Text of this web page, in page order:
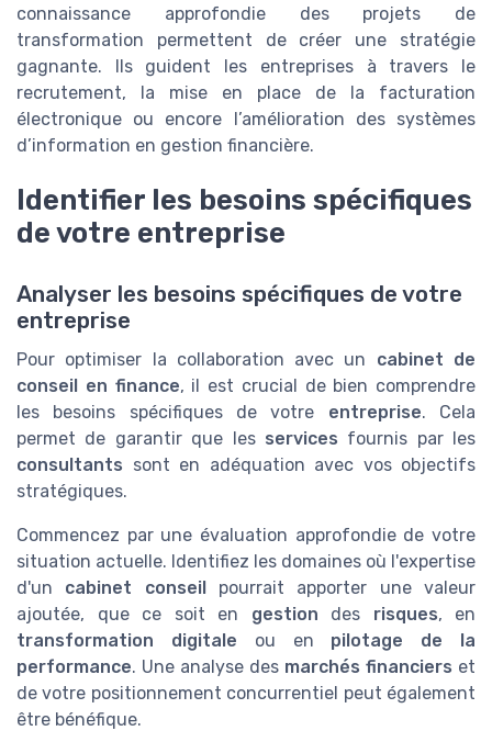
connaissance approfondie des projets de
transformation permettent de créer une stratégie
gagnante. Ils guident les entreprises à travers le
recrutement, la mise en place de la facturation
électronique ou encore l’amélioration des systèmes
d’information en gestion financière.
Identifier les besoins spécifiques
de votre entreprise
Analyser les besoins spécifiques de votre
entreprise
Pour optimiser la collaboration avec un cabinet de
conseil en finance, il est crucial de bien comprendre
les besoins spécifiques de votre entreprise. Cela
permet de garantir que les services fournis par les
consultants sont en adéquation avec vos objectifs
stratégiques.
Commencez par une évaluation approfondie de votre
situation actuelle. Identifiez les domaines où l'expertise
d'un cabinet conseil
pourrait apporter une valeur
ajoutée, que ce soit en gestion des risques, en
transformation digitale ou en pilotage de la
performance. Une analyse des marchés financiers et
de votre positionnement concurrentiel peut également
être bénéfique.